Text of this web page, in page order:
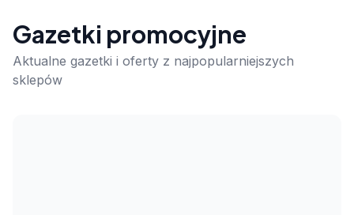
Gazetki promocyjne
Aktualne gazetki i oferty z najpopularniejszych
sklepów